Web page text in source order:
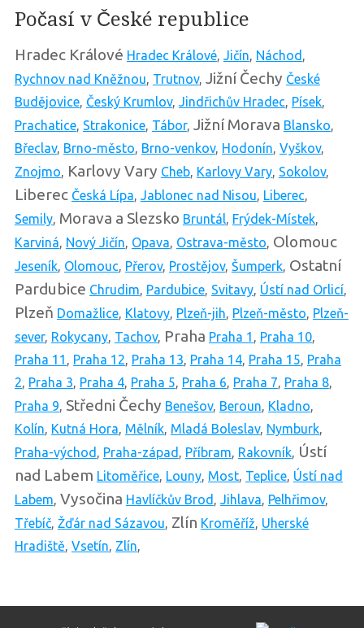
Počasí v České republice
Hradec Králové Hradec Králové, Jičín, Náchod ,
Rychnov nad Kněžnou, Trutnov, Jižní Čechy České
Budějovice, Český Krumlov, Jindřichův Hradec, Písek,
Prachatice, Strakonice, Tábor, Jižní Morava Blansko,
Břeclav, Brno-město, Brno-venkov, Hodonín, Vyškov,
Znojmo, Karlovy Vary Cheb, Karlovy Vary, Sokolov,
Liberec Česká Lípa, Jablonec nad Nisou, Liberec,
Semily, Morava a Slezsko Bruntál, Frýdek-Místek,
Karviná, Nový Jičín, Opava, Ostrava-město, Olomouc
Jeseník, Olomouc, Přerov, Prostějov, Šumperk, Ostatní
Pardubice Chrudim, Pardubice, Svitavy, Ústí nad Orlicí,
Plzeň Domažlice, Klatovy, Plzeň-jih, Plzeň-město, Plzeň-
sever, Rokycany, Tachov, Praha Praha 1 , Praha 10,
Praha 11 , Praha 12, Praha 13, Praha 14, Praha 15, Praha
2, Praha 3, Praha 4, Praha 5, Praha 6, Praha 7, Praha 8,
Praha 9, Středni Čechy Benešov, Beroun, Kladno,
Kolín, Kutná Hora, Mělník, Mladá Boleslav, Nymburk,
Praha-východ , Praha-západ , Příbram, Rakovník, Ústí
nad Labem Litoměřice, Louny, Most, Teplice, Ústí nad
Labem, Vysočina Havlíčkův Brod , Jihlava, Pelhřimov,
Třebíč, Žďár nad Sázavou, Zlín Kroměříž, Uherské
Hradiště, Vsetín, Zlín,